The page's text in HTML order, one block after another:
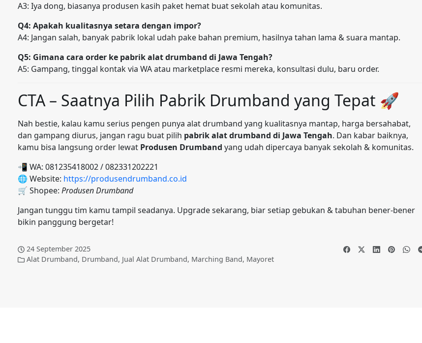
A3: Iya dong, biasanya produsen kasih paket hemat buat sekolah atau komunitas.
Q4: Apakah kualitasnya setara dengan impor?
A4: Jangan salah, banyak pabrik lokal udah pake bahan premium, hasilnya tahan lama & suara mantap.
Q5: Gimana cara order ke pabrik alat drumband di Jawa Tengah?
A5: Gampang, tinggal kontak via WA atau marketplace resmi mereka, konsultasi dulu, baru order.
CTA – Saatnya Pilih Pabrik Drumband yang Tepat 🚀
Nah bestie, kalau kamu serius pengen punya alat drumband yang kualitasnya mantap, harga bersahabat,
dan gampang diurus, jangan ragu buat pilih pabrik alat drumband di Jawa Tengah. Dan kabar baiknya,
kamu bisa langsung order lewat Produsen Drumband yang udah dipercaya banyak sekolah & komunitas.
📲 WA: 081235418002 / 082331202221
🌐 Website: https://produsendrumband.co.id
🛒 Shopee: Produsen Drumband
Jangan tunggu tim kamu tampil seadanya. Upgrade sekarang, biar setiap gebukan & tabuhan bener-bener
bikin panggung bergetar!
24 September 2025
Alat Drumband, Drumband, Jual Alat Drumband, Marching Band, Mayoret